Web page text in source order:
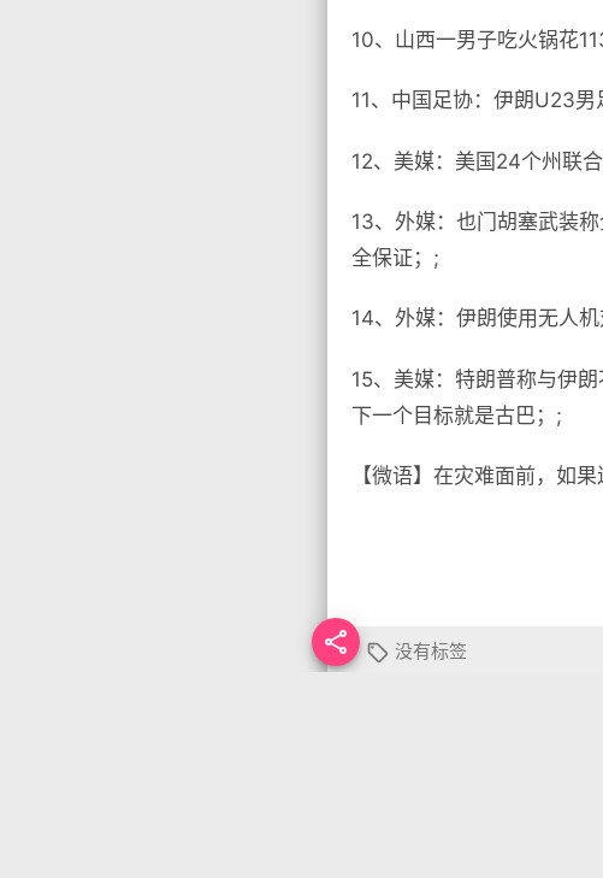
10、山西一男子吃火锅花
11、中国足协：伊朗U23
12、美媒：美国24个州联
13、外媒：也门胡塞武装
全保证；;
14、外媒：伊朗使用无人
15、美媒：特朗普称与伊
下一个目标就是古巴；;
【微语】在灾难面前，如
  没有标签